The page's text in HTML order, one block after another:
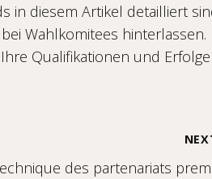
in diesem Artikel detailliert
Wahlkomitees hinterlassen.
Qualifikationen und Erfolge
des partenariats